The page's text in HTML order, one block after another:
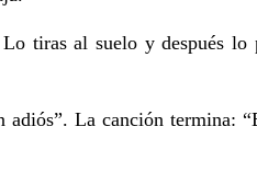
tiras al suelo y después lo
La canción termina: